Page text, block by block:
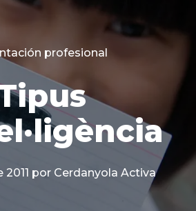
Categories
profesional
por Cerdanyola Activa